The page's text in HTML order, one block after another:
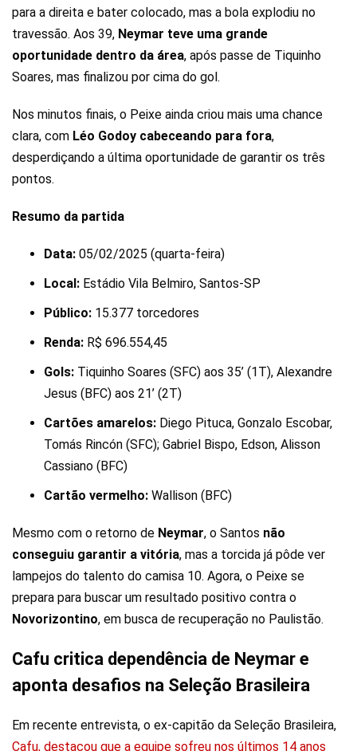
para a direita e bater colocado, mas a bola explodiu no
travessão. Aos 39, Neymar teve uma grande
oportunidade dentro da área, após passe de Tiquinho
Soares, mas finalizou por cima do gol.
Nos minutos finais, o Peixe ainda criou mais uma chance
clara, com Léo Godoy cabeceando para fora,
desperdiçando a última oportunidade de garantir os três
pontos.
Resumo da partida
Data: 05/02/2025 (quarta-feira)
Local: Estádio Vila Belmiro, Santos-SP
Público: 15.377 torcedores
Renda: R$ 696.554,45
Gols: Tiquinho Soares (SFC) aos 35’ (1T), Alexandre
Jesus (BFC) aos 21’ (2T)
Cartões amarelos: Diego Pituca, Gonzalo Escobar,
Tomás Rincón (SFC); Gabriel Bispo, Edson, Alisson
Cassiano (BFC)
Cartão vermelho: Wallison (BFC)
Mesmo com o retorno de Neymar, o Santos não
conseguiu garantir a vitória, mas a torcida já pôde ver
lampejos do talento do camisa 10. Agora, o Peixe se
prepara para buscar um resultado positivo contra o
Novorizontino, em busca de recuperação no Paulistão.
Cafu critica dependência de Neymar e
aponta desafios na Seleção Brasileira
Em recente entrevista, o ex-capitão da Seleção Brasileira,
Cafu, destacou que a equipe sofreu nos últimos 14 anos